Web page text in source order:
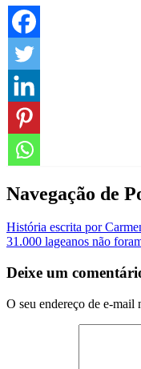
Navegação de
História escrita por
31.000 lageanos não
Deixe um
O seu endereço de e-mail